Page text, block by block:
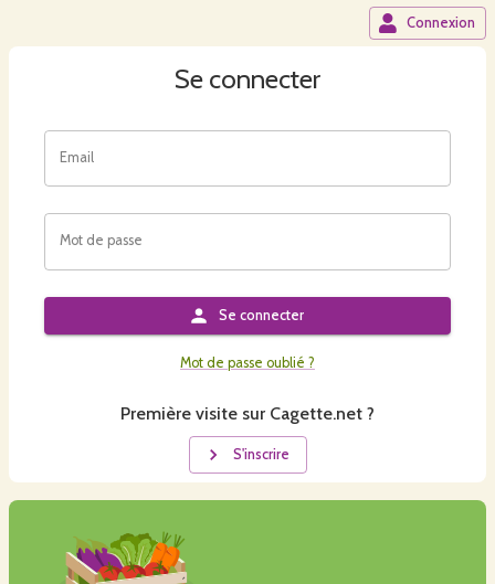
Connexion
Se connecter
Email
Mot de passe
Se connecter
Mot de passe oublié ?
Première visite sur Cagette.net ?
S'inscrire